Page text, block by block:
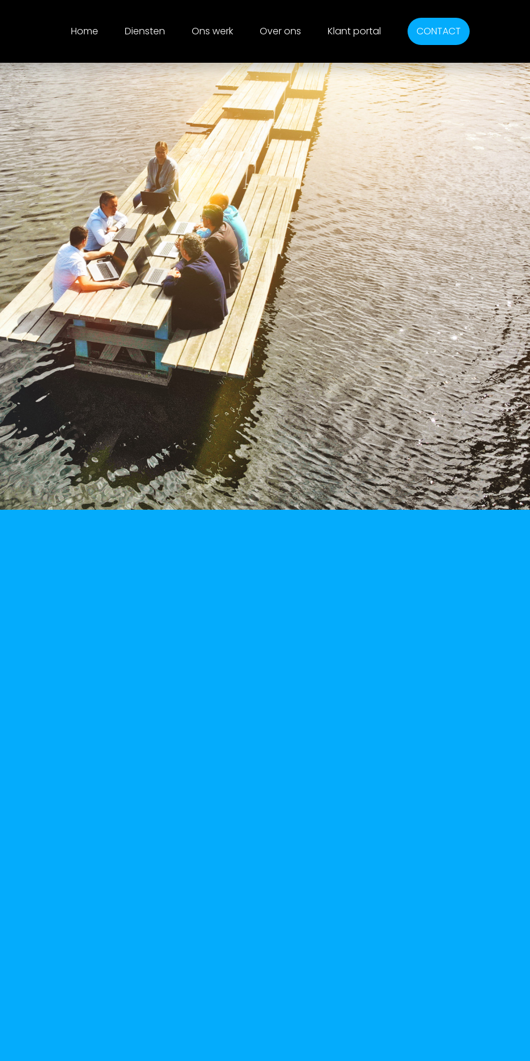
Home Diensten Ons werk Over ons Klant portal CONTACT